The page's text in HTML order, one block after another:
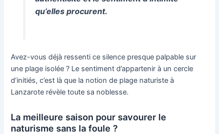
qu’elles procurent.
Avez-vous déjà ressenti ce silence presque palpable sur
une plage isolée ? Le sentiment d’appartenir à un cercle
d’initiés, c’est là que la notion de plage naturiste à
Lanzarote révèle toute sa noblesse.
La meilleure saison pour savourer le
naturisme sans la foule ?